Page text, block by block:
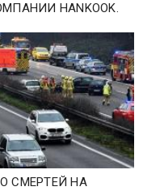
HANKOOK.
СМЕРТЕЙ НА